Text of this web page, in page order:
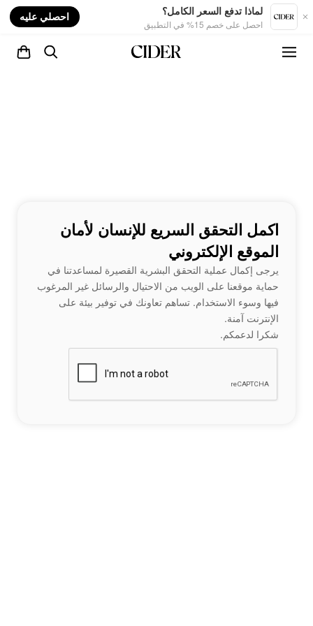
لماذا تدفع السعر الكامل؟
احصل على خصم 15% في التطبيق
احصلي عليه
اكمل التحقق السريع للإنسان لأمان
الموقع الإلكتروني
يرجى إكمال عملية التحقق البشرية القصيرة لمساعدتنا في
حماية موقعنا على الويب من الاحتيال والرسائل غير المرغوب
فيها وسوء الاستخدام. تساهم تعاونك في توفير بيئة على
الإنترنت آمنة.
شكرا لدعمكم.